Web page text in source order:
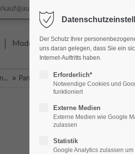
Support
Lorem ipsum dolor sit amet:
24h/ 365days
We offer support for our customers
kramm.de
Modelle Gewerbekunden
Pannenservice
Der Schutz Ihrer
uns daran gelegen, dass Sie ein
Internet-Auftritts haben.
Erforderlich*
Notwendige Cookies und
funktioniert
Externe Medien
Externe Medien wie Google
zulassen
Statistik
Google Analytics zulassen